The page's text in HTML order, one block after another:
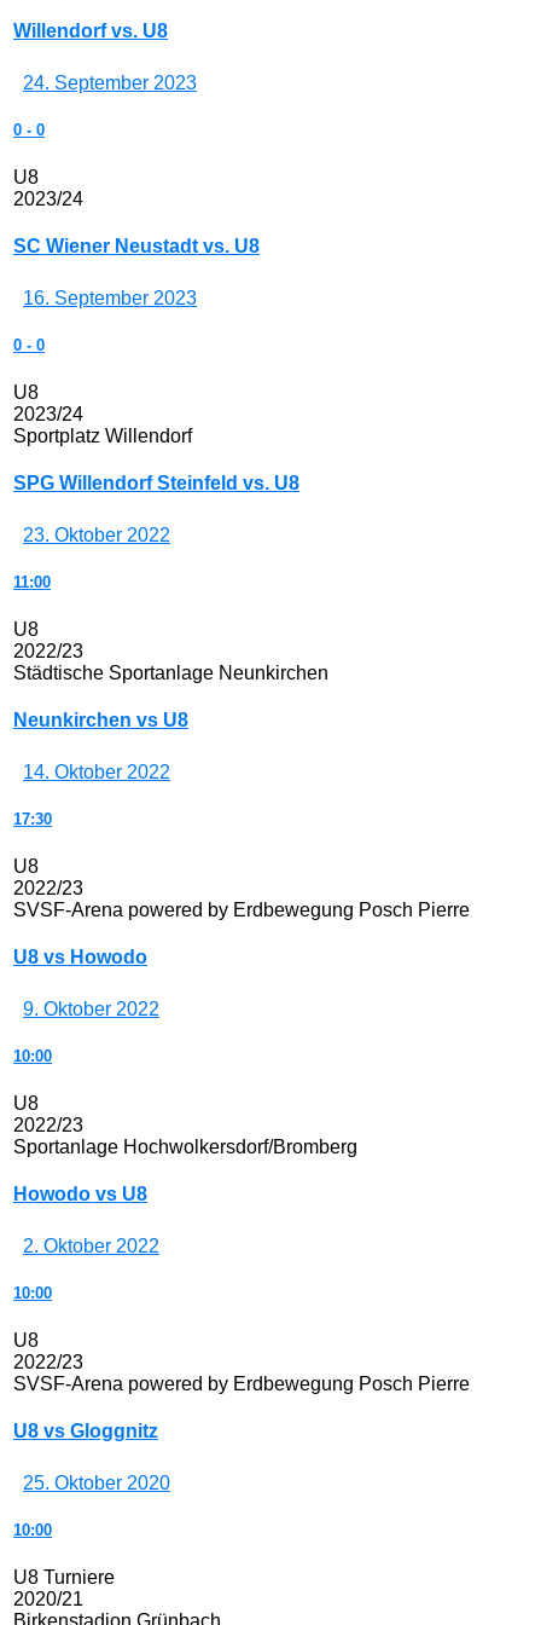
Willendorf vs. U8
24. September 2023
0 - 0
U8
2023/24
SC Wiener Neustadt vs. U8
16. September 2023
0 - 0
U8
2023/24
Sportplatz Willendorf
SPG Willendorf Steinfeld vs. U8
23. Oktober 2022
11:00
U8
2022/23
Städtische Sportanlage Neunkirchen
Neunkirchen vs U8
14. Oktober 2022
17:30
U8
2022/23
SVSF-Arena powered by Erdbewegung Posch Pierre
U8 vs Howodo
9. Oktober 2022
10:00
U8
2022/23
Sportanlage Hochwolkersdorf/Bromberg
Howodo vs U8
2. Oktober 2022
10:00
U8
2022/23
SVSF-Arena powered by Erdbewegung Posch Pierre
U8 vs Gloggnitz
25. Oktober 2020
10:00
U8 Turniere
2020/21
Birkenstadion Grünbach